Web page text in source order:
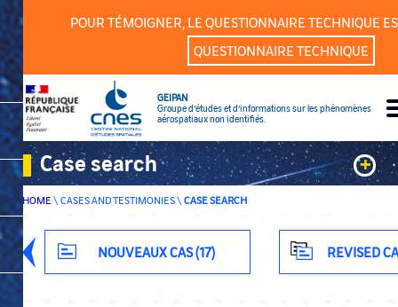
POUR TÉMOIGNER, LE QUESTIONNAIRE TECHNIQUE
QUESTIONNAIRE TECHNIQUE
GEIPAN
Groupe d’études et d’informations sur les phénomènes
aérospatiaux non identifiés.
Case search +
Keywords
Classification NOUVEAUX CAS (17) REVISED
HOME \ CASES AND TESTIMONIES\ CASE SEARCH